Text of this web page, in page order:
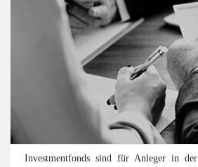
Investmentfonds sind für Anleger in der